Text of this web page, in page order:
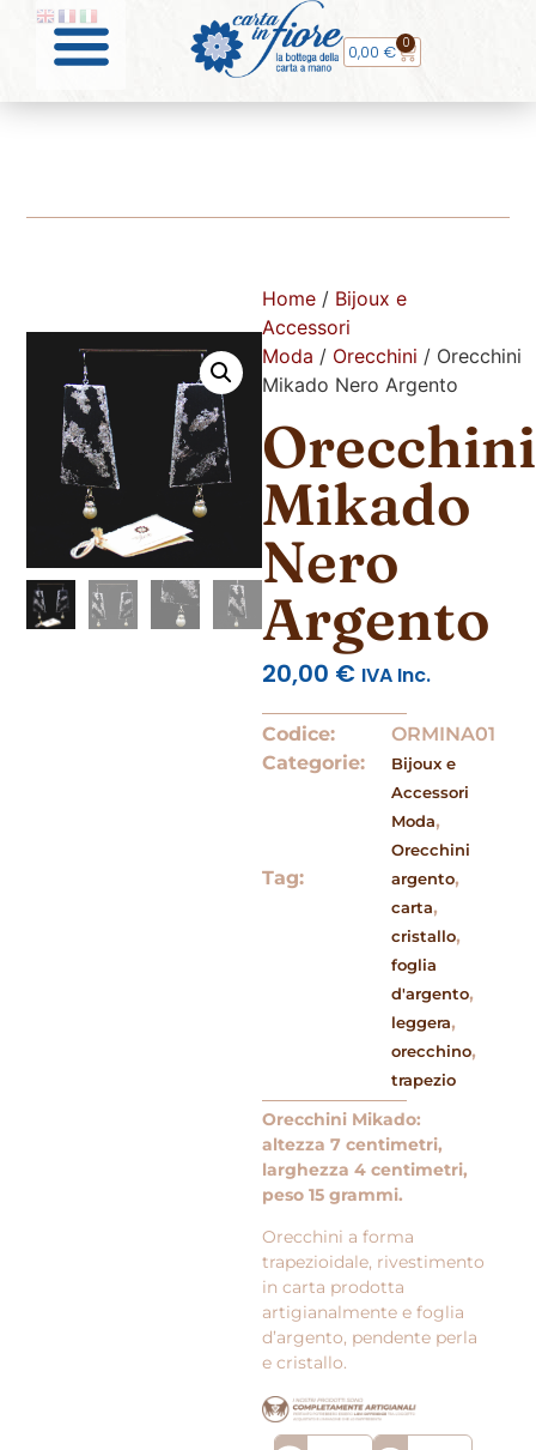
0,00 € 0
Home/ Bijoux e
Accessori
Moda / Orecchini / Orecchini
Mikado Nero Argento
Orecchini
Mikado
Nero
Argento
20,00 € IVA Inc.
Codice:
ORMINA01
Categorie:
Bijoux e
Accessori
Moda,
Orecchini
Tag: argento,
carta,
cristallo,
foglia
d'argento,
leggera,
orecchino,
trapezio
Orecchini Mikado:
altezza 7 centimetri,
larghezza 4 centimetri,
peso 15 grammi.
Orecchini a forma
trapezioidale, rivestimento
in carta prodotta
artigianalmente e foglia
d’argento, pendente perla
e cristallo.